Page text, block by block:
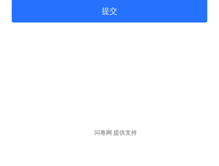
提交
问卷网 提供支持